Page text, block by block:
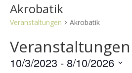
Akrobatik
Veranstaltungen Akrobatik
Veranstaltungen
10/3/2023 - 8/10/2026